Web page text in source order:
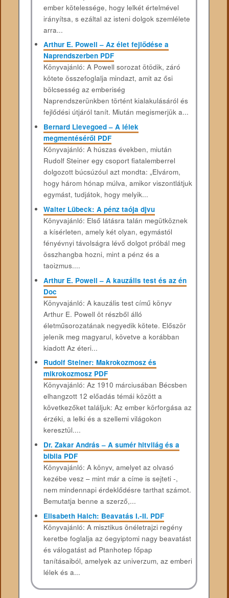
ember kötelessége, hogy lelkét értelmével
irányítsa, s ezáltal az isteni dolgok szemlélete
arra...
Arthur E. Powell – Az élet fejlődése a
Naprendszerben PDF
Könyvajánló: A Powell sorozat ötödik, záró
kötete összefoglalja mindazt, amit az ősi
bölcsesség az emberiség
Naprendszerünkben történt kialakulásáról és
fejlődési útjáról tanít. Miután megismerjük a...
Bernard Lievegoed – A lélek
megmentéséről PDF
Könyvajánló: A húszas években, miután
Rudolf Steiner egy csoport fiatalemberrel
dolgozott búcsúzóul azt mondta: „Elvárom,
hogy három hónap múlva, amikor viszontlátjuk
egymást, tudjátok, hogy melyik...
Walter Lübeck: A pénz taója djvu
Könyvajánló: Első látásra talán megütköznek
a kísérleten, amely két olyan, egymástól
fényévnyi távolságra lévő dolgot próbál meg
összhangba hozni, mint a pénz és a
taoizmus....
Arthur E. Powell – A kauzális test és az én
Doc
Könyvajánló: A kauzális test című könyv
Arthur E. Powell öt részből álló
életműsorozatának negyedik kötete. Először
jelenik meg magyarul, követve a korábban
kiadott Az éteri...
Rudolf Steiner: Makrokozmosz és
mikrokozmosz PDF
Könyvajánló: Az 1910 márciusában Bécsben
elhangzott 12 előadás témái között a
következőket találjuk: Az ember körforgása az
érzéki, a lelki és a szellemi világokon
keresztül....
Dr. Zakar András – A sumér hitvilág és a
biblia PDF
Könyvajánló: A könyv, amelyet az olvasó
kezébe vesz – mint már a címe is sejteti -,
nem mindennapi érdeklődésre tarthat számot.
Bemutatja benne a szerző,...
Elisabeth Haich: Beavatás I.-II. PDF
Könyvajánló: A misztikus önéletrajzi regény
keretbe foglalja az óegyiptomi nagy beavatást
és válogatást ad Ptanhotep főpap
tanításaiból, amelyek az univerzum, az emberi
lélek és a...